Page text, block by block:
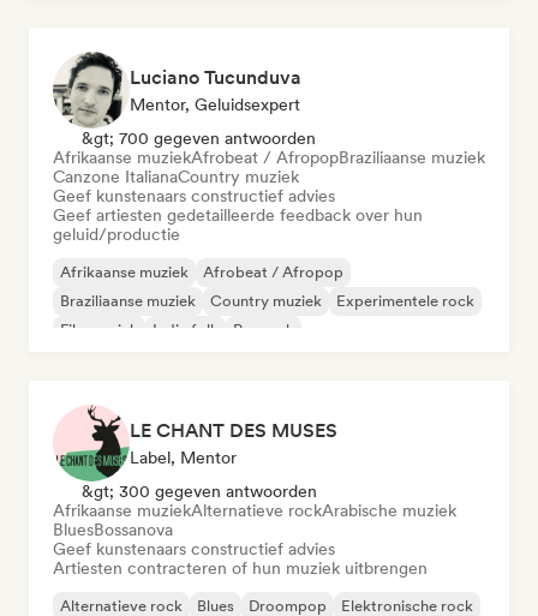
Luciano Tucunduva
Mentor, Geluidsexpert
&gt; 700 gegeven antwoorden
Afrikaanse muziekAfrobeat / AfropopBraziliaanse muziek
Canzone ItalianaCountry muziek
Geef kunstenaars constructief advies
Geef artiesten gedetailleerde feedback over hun
geluid/productie
Afrikaanse muziek
Afrobeat / Afropop
Braziliaanse muziek
Country muziek
Experimentele rock
Filmmuziek
Indie folk Poprock
LE CHANT DES MUSES
Label, Mentor
&gt; 300 gegeven antwoorden
Afrikaanse muziekAlternatieve rockArabische muziek
BluesBossanova
Geef kunstenaars constructief advies
Artiesten contracteren of hun muziek uitbrengen
Alternatieve rock Blues Droompop
Elektronische rock